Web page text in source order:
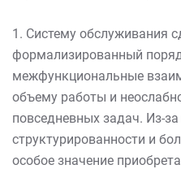
1. Систему обслуживания
формализированный
межфункциональные
объему работы и
повседневных задач. Из-
структурированности и
особое значение